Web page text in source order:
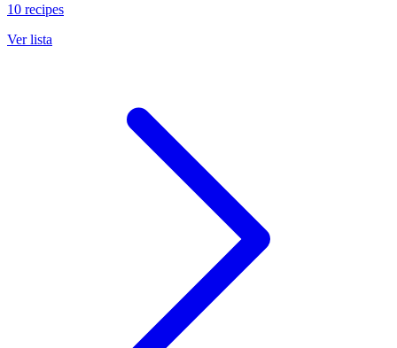
10 recipes
Ver lista